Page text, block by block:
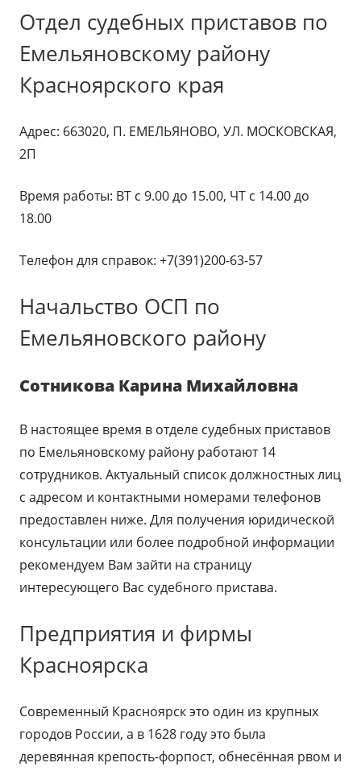
Отдел судебных приставов по
Емельяновскому району
Красноярского края
Адрес: 663020, П. ЕМЕЛЬЯНОВО, УЛ. МОСКОВСКАЯ,
2П
Время работы: ВТ с 9.00 до 15.00, ЧТ с 14.00 до
18.00
Телефон для справок: +7(391)200-63-57
Начальство ОСП по
Емельяновского району
Сотникова Карина Михайловна
В настоящее время в отделе судебных приставов
по Емельяновскому району работают 14
сотрудников. Актуальный список должностных лиц
с адресом и контактными номерами телефонов
предоставлен ниже. Для получения юридической
консультации или более подробной информации
рекомендуем Вам зайти на страницу
интересующего Вас судебного пристава.
Предприятия и фирмы
Красноярска
Современный Красноярск это один из крупных
городов России, а в 1628 году это была
деревянная крепость-форпост, обнесённая рвом и